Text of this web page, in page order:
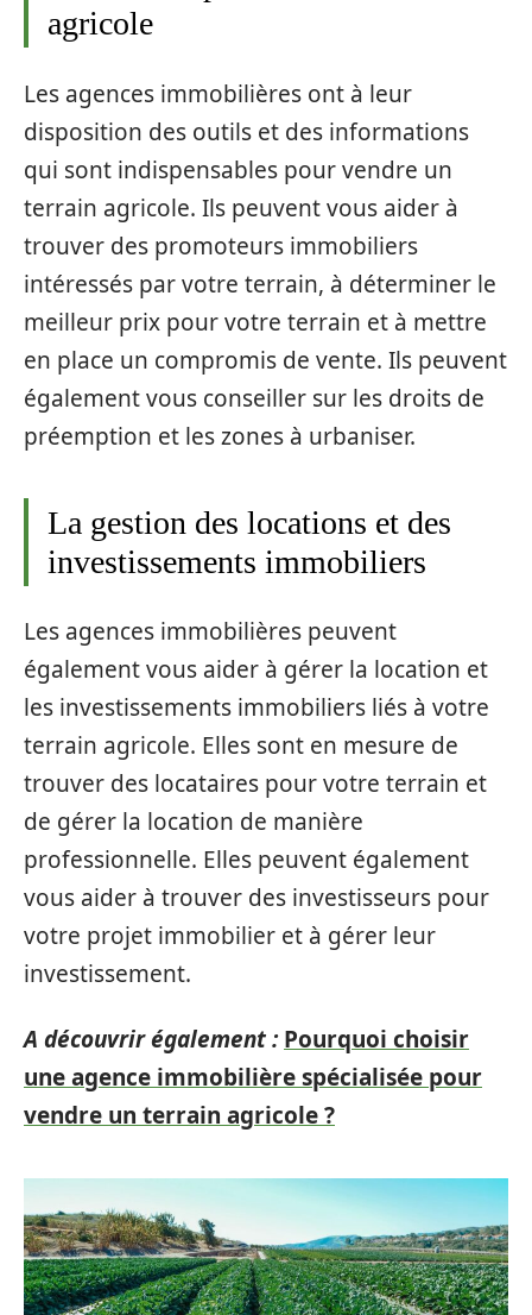
agricole
Les agences immobilières ont à leur
disposition des outils et des informations
qui sont indispensables pour vendre un
terrain agricole. Ils peuvent vous aider à
trouver des promoteurs immobiliers
intéressés par votre terrain, à déterminer le
meilleur prix pour votre terrain et à mettre
en place un compromis de vente. Ils peuvent
également vous conseiller sur les droits de
préemption et les zones à urbaniser.
La gestion des locations et des
investissements immobiliers
Les agences immobilières peuvent
également vous aider à gérer la location et
les investissements immobiliers liés à votre
terrain agricole. Elles sont en mesure de
trouver des locataires pour votre terrain et
de gérer la location de manière
professionnelle. Elles peuvent également
vous aider à trouver des investisseurs pour
votre projet immobilier et à gérer leur
investissement.
A découvrir également : Pourquoi choisir
une agence immobilière spécialisée pour
vendre un terrain agricole ?